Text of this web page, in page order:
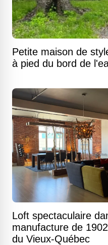
Petite maison de
à pied du bord de
Loft spectaculaire
manufacture de
du Vieux-Québec